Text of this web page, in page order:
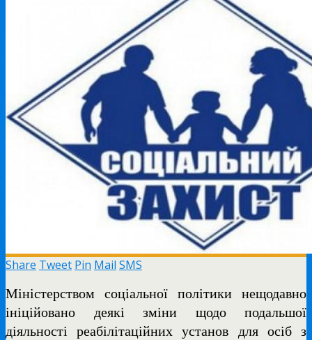
Share Tweet Pin Mail SMS
Міністерством соціальної політики нещодавно
ініційовано деякі зміни щодо подальшої
діяльності реабілітаційних установ для осіб з